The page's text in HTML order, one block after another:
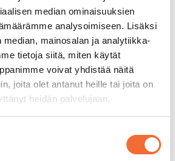
median ominaisuuksien
analysoimiseen. Lisäksi
median, mainosalan ja analytiikka-
tietoja siitä, miten käytät
voivat yhdistää näitä
joita olet antanut heille tai joita on
heidän palvelujaan.
yhteiskunnallisesti
tanssiteatterista on
lastentanssiteatteri.
ovat muuttuneet
mittaan, mutta toiminnan
sama: esittää
yleisöille. Lue lisää
Raatikko 50 vuotta